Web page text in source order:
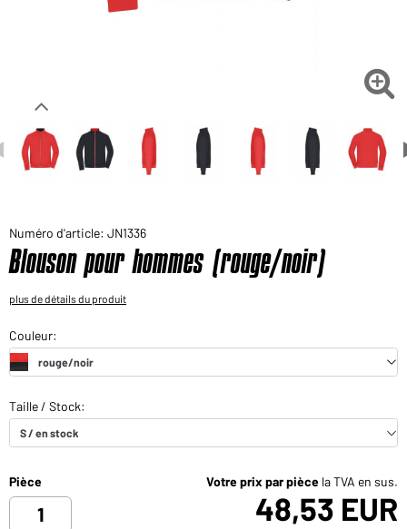
Voudriez-vous acheter des produits pour votre besoin

Numéro d'article: JN1336
Blouson pour hommes (rouge/noir)
plus de détails du produit
Pièce Votre prix par pièce la TVA en sus.
48,53 EUR